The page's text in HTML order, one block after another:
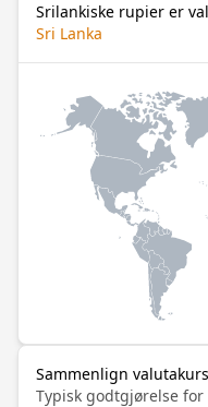
Srilankiske rupier er
Sri Lanka
Sammenlign
Typisk godtgjørelse